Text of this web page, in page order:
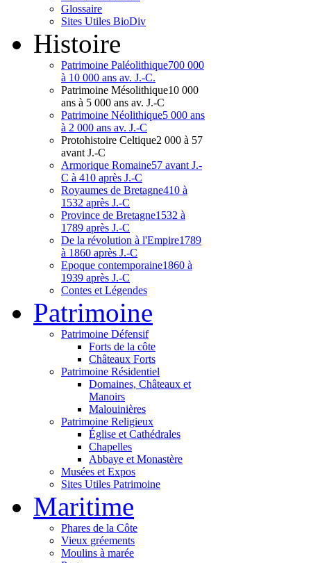
Glossaire
Sites Utiles BioDiv
Histoire
Patrimoine Paléolithique700 000
à 10 000 ans av. J.-C.
Patrimoine Mésolithique10 000
ans à 5 000 ans av. J.-C
Patrimoine Néolithique5 000 ans
à 2 000 ans av. J.-C
Protohistoire Celtique2 000 à 57
avant J.-C
Armorique Romaine57 avant J.-
C à 410 après J.-C
Royaumes de Bretagne410 à
1532 après J.-C
Province de Bretagne1532 à
1789 après J.-C
De la révolution à l'Empire1789
à 1860 après J.-C
Epoque contemporaine1860 à
1939 après J.-C
Contes et Légendes
Patrimoine
Patrimoine Défensif
Forts de la côte
Châteaux Forts
Patrimoine Résidentiel
Domaines, Châteaux et
Manoirs
Malouinières
Patrimoine Religieux
Église et Cathédrales
Chapelles
Abbaye et Monastère
Musées et Expos
Sites Utiles Patrimoine
Maritime
Phares de la Côte
Vieux gréements
Moulins à marée